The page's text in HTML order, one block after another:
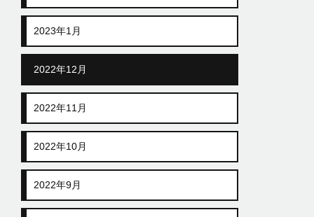
2023年1月
2022年12月
2022年11月
2022年10月
2022年9月